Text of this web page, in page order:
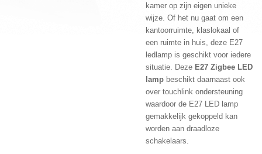
kamer op zijn eigen unieke
wijze. Of het nu gaat om een
kantoorruimte, klaslokaal of
een ruimte in huis, deze E27
ledlamp is geschikt voor iedere
situatie. Deze E27 Zigbee LED
lamp beschikt daarnaast ook
over touchlink ondersteuning
waardoor de E27 LED lamp
gemakkelijk gekoppeld kan
worden aan draadloze
schakelaars.